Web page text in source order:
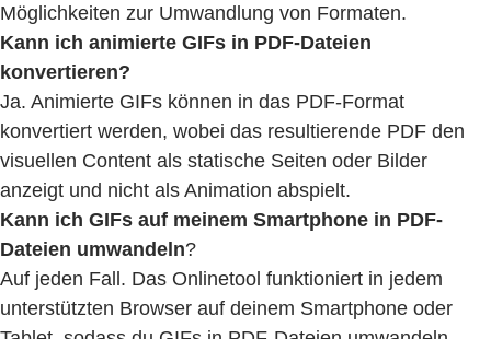
Möglichkeiten zur Umwandlung von Formaten.
Kann ich animierte GIFs in PDF-Dateien
konvertieren?
Ja. Animierte GIFs können in das PDF-Format
konvertiert werden, wobei das resultierende PDF den
visuellen Content als statische Seiten oder Bilder
anzeigt und nicht als Animation abspielt.
Kann ich GIFs auf meinem Smartphone in PDF-
Dateien umwandeln?
Auf jeden Fall. Das Onlinetool funktioniert in jedem
unterstützten Browser auf deinem Smartphone oder